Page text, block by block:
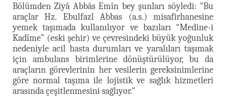
Bölümden Ziyâ Abbâs Emîn bey şunları söyledi: "Bu
araçlar Hz. Ebulfazl Abbas (a.s.) misafirhanesine
yemek taşımada kullanılıyor ve bazıları “Medine-i
Kadîme” (eski şehir) ve çevresindeki büyük yoğunluk
nedeniyle acil hasta durumları ve yaralıları taşımak
için ambulans birimlerine dönüştürülüyor, bu da
araçların görevlerinin her vesilerin gereksinimlerine
göre normal taşıma ile lojistik ve sağlık hizmetleri
arasında çeşitlenmesini sağlıyor."